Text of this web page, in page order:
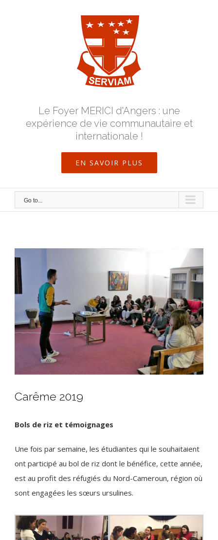
Le Foyer MERICI d'Angers : une
expérience de vie communautaire et
internationale !
EN SAVOIR PLUS
Go to...
View
Larger
Image
Carême 2019
Bols de riz et témoignages
Une fois par semaine, les étudiantes qui le souhaitaient
ont participé au bol de riz dont le bénéfice, cette année,
est au profit des réfugiés du Nord-Cameroun, région où
sont engagées les sœurs ursulines.